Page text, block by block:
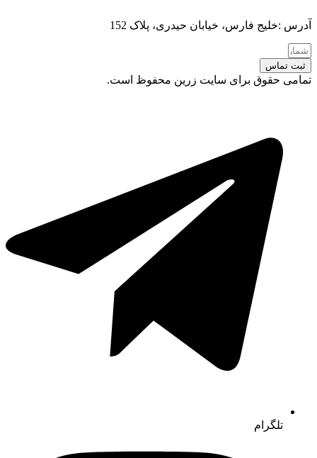
آدرس :خلیج فارس، خیابان حیدری، پلاک 152
ثبت تماس
تمامی حقوق برای سایت زرین محفوظ است.
تلگرام